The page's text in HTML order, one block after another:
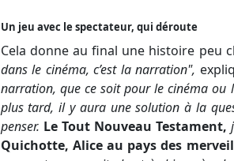
Un jeu avec le spectateur, qui déroute
Cela donne au final une histoire peu
dans le cinéma, c’est la narration",
narration, que ce soit pour le cinéma ou
plus tard, il y aura une solution à la
penser. Le Tout Nouveau Testament,
Quichotte, Alice au pays des